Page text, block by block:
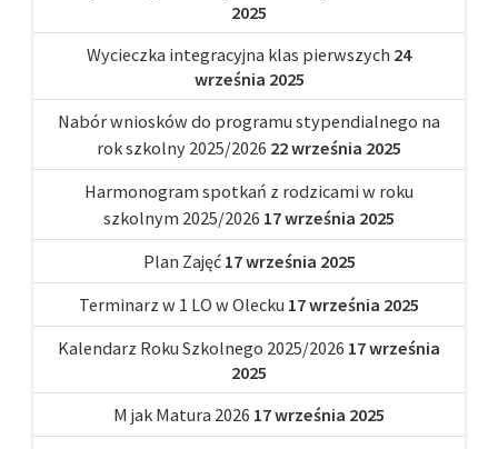
2025
Wycieczka integracyjna klas pierwszych 24
września 2025
Nabór wniosków do programu stypendialnego na
rok szkolny 2025/2026 22 września 2025
Harmonogram spotkań z rodzicami w roku
szkolnym 2025/2026 17 września 2025
Plan Zajęć 17 września 2025
Terminarz w 1 LO w Olecku 17 września 2025
Kalendarz Roku Szkolnego 2025/2026 17 września
2025
M jak Matura 2026 17 września 2025